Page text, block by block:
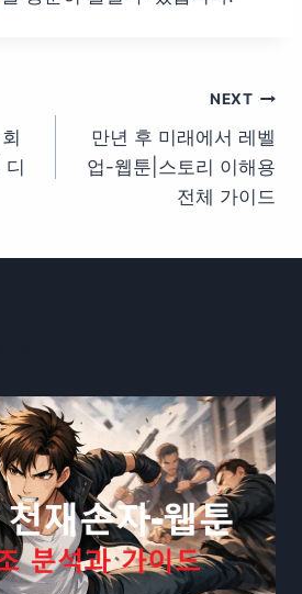
디
NEXT
만년 후 미래에서 레벨
업-웹툰|스토리 이해용
전체 가이드